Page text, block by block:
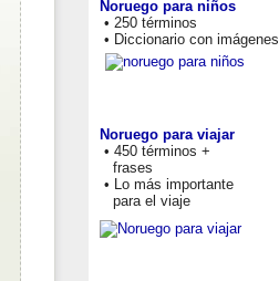
Noruego para niños
• 250 términos
• Diccionario con imágenes
Noruego para viajar
• 450 términos +
frases
• Lo más importante
para el viaje